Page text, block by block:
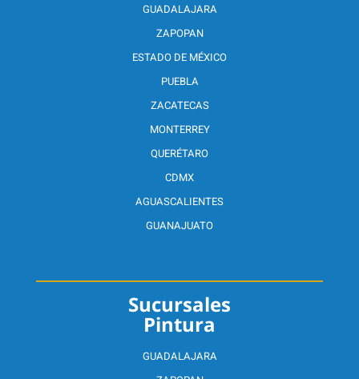
Sucursales
Pintura
GUADALAJARA
GUADALAJARA
ZAPOPAN
ESTADO DE MÉXICO
PUEBLA
ZACATECAS
MONTERREY
QUERÉTARO
CDMX
AGUASCALIENTES
GUANAJUATO